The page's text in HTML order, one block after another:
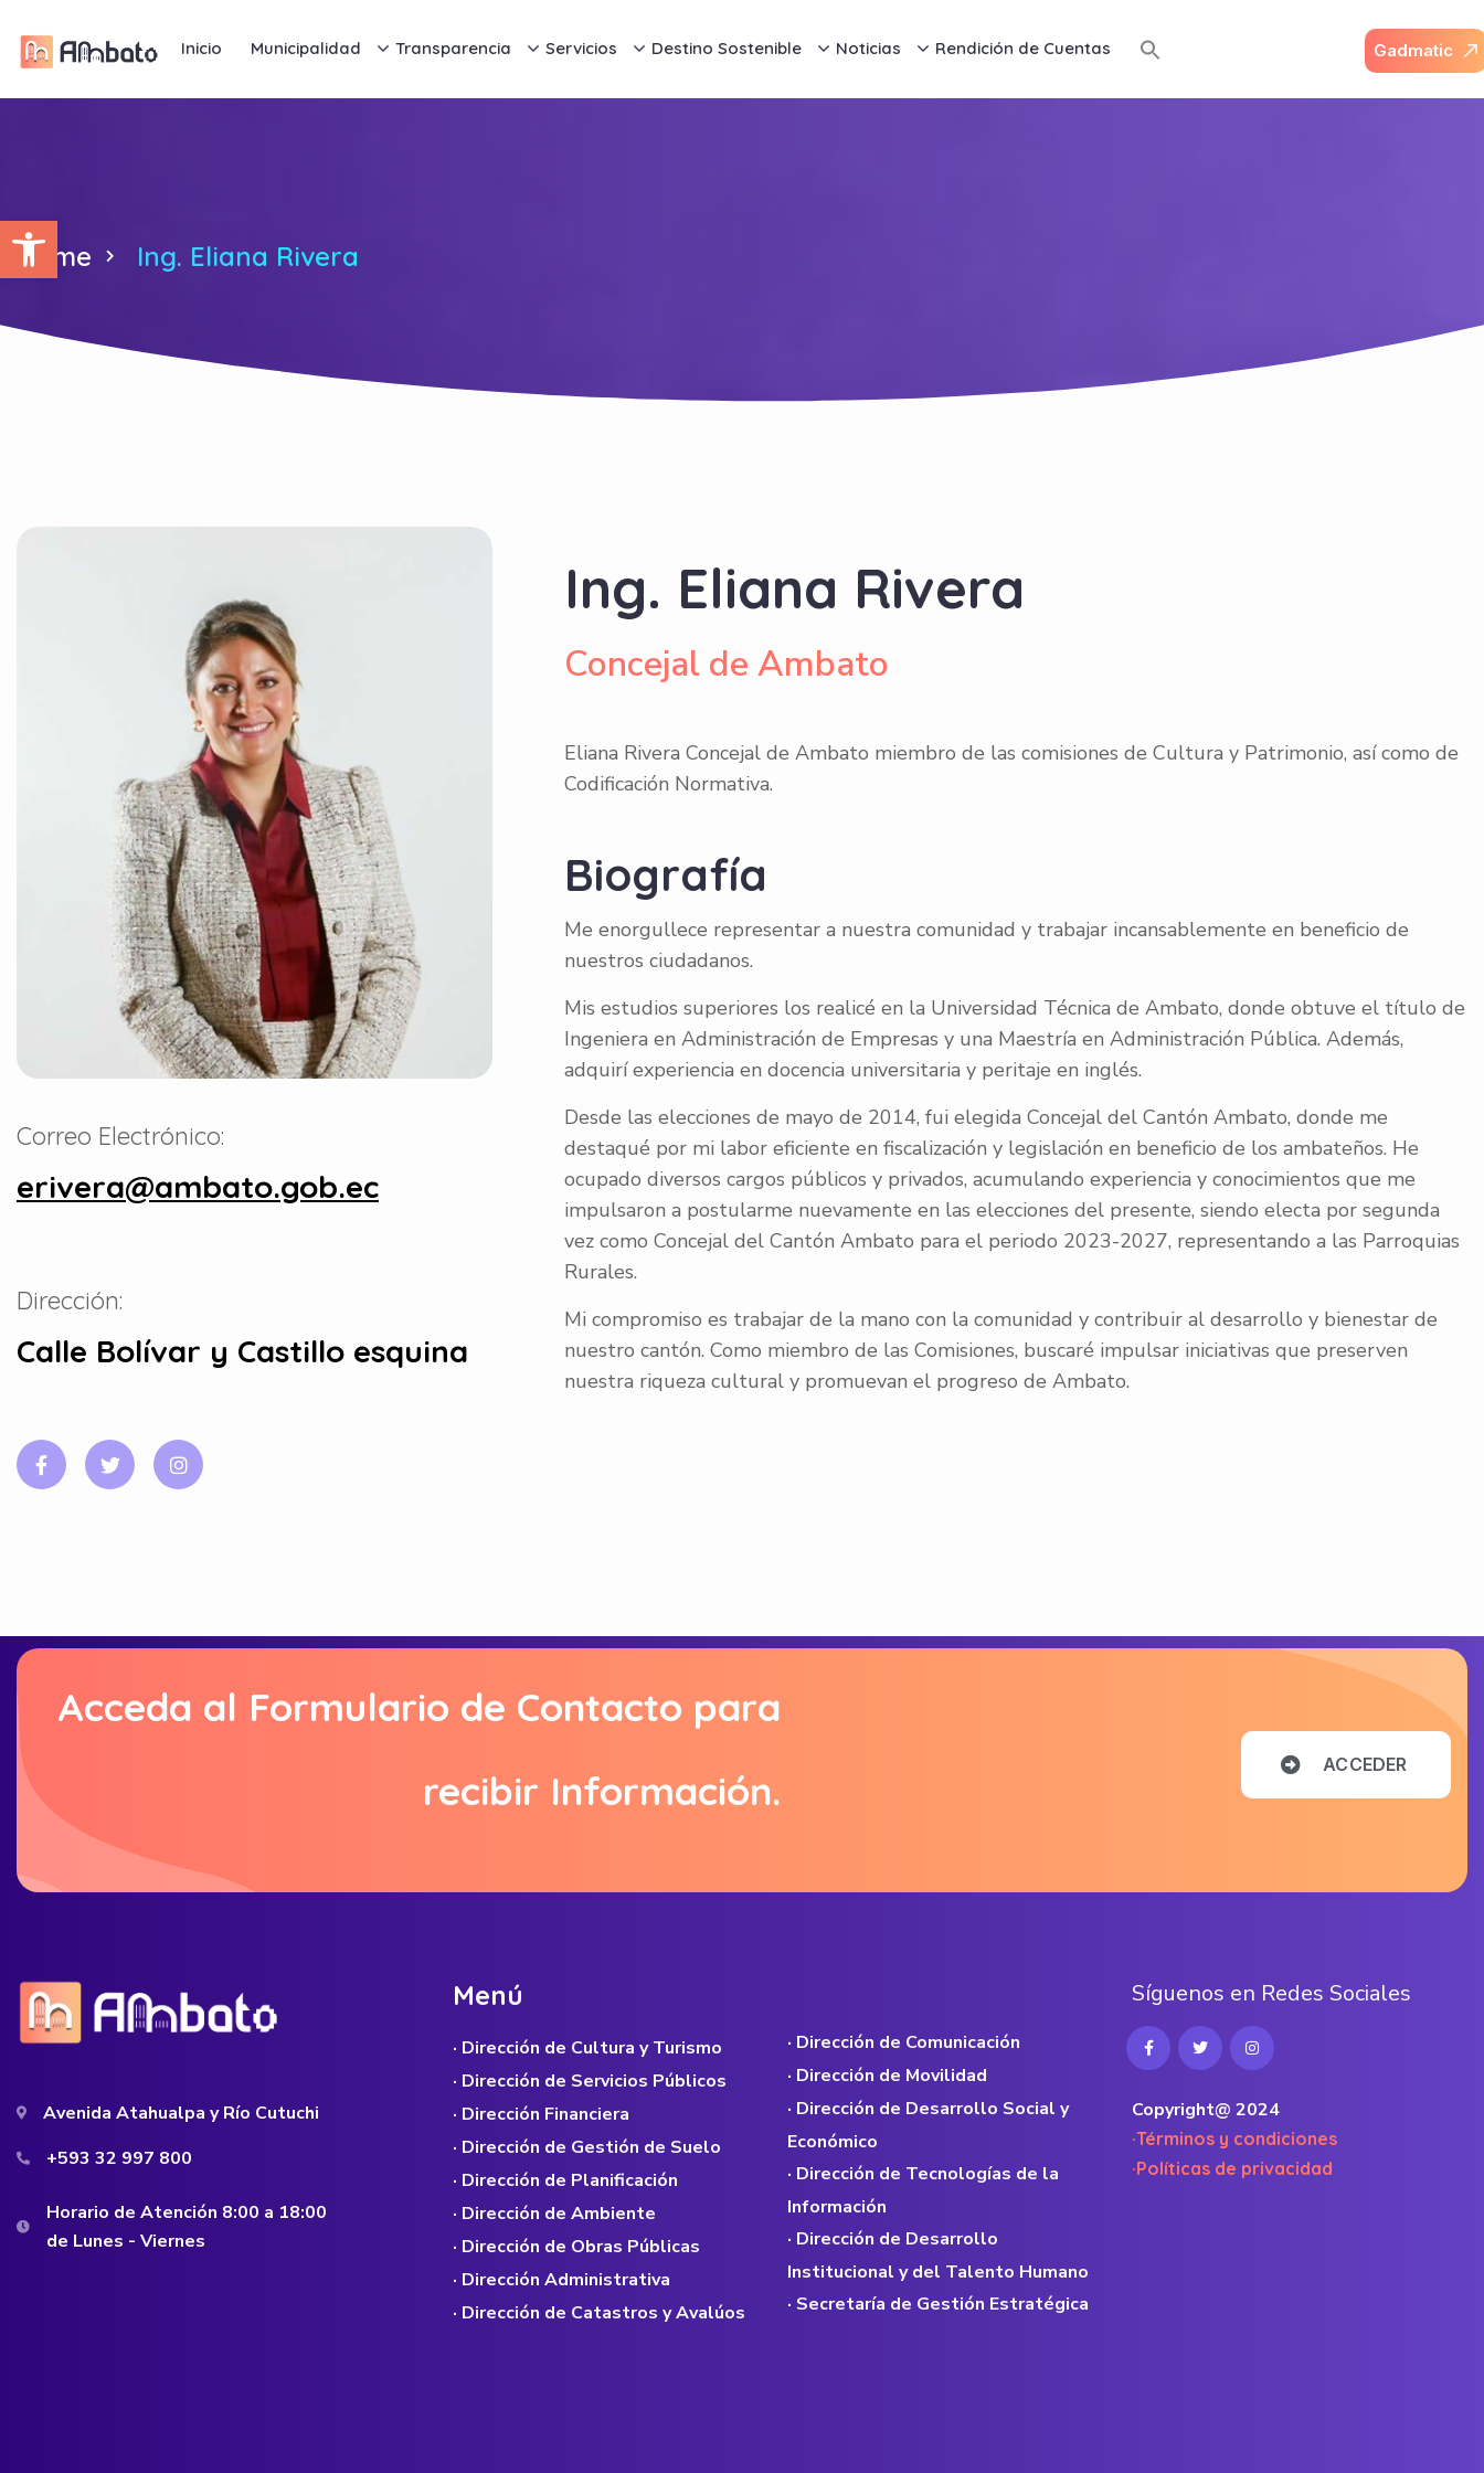
Abrir barra de herramientas
Inicio Municipalidad Transparencia Servicios Destino Sostenible Noticias Rendición de Cuentas Gadmatic
Home Ing. Eliana Rivera
Correo Electrónico:
erivera@ambato.gob.ec
Dirección:
Calle Bolívar y Castillo esquina
Ing. Eliana Rivera
Concejal de Ambato
Eliana Rivera Concejal de Ambato miembro de las comisiones de Cultura y Patrimonio, así como de
Codificación Normativa.
Biografía
Me enorgullece representar a nuestra comunidad y trabajar incansablemente en beneficio de
nuestros ciudadanos.
Mis estudios superiores los realicé en la Universidad Técnica de Ambato, donde obtuve el título de
Ingeniera en Administración de Empresas y una Maestría en Administración Pública. Además,
adquirí experiencia en docencia universitaria y peritaje en inglés.
Desde las elecciones de mayo de 2014, fui elegida Concejal del Cantón Ambato, donde me
destaqué por mi labor eficiente en fiscalización y legislación en beneficio de los ambateños. He
ocupado diversos cargos públicos y privados, acumulando experiencia y conocimientos que me
impulsaron a postularme nuevamente en las elecciones del presente, siendo electa por segunda
vez como Concejal del Cantón Ambato para el periodo 2023-2027, representando a las Parroquias
Rurales.
Mi compromiso es trabajar de la mano con la comunidad y contribuir al desarrollo y bienestar de
nuestro cantón. Como miembro de las Comisiones, buscaré impulsar iniciativas que preserven
nuestra riqueza cultural y promuevan el progreso de Ambato.
Acceda al Formulario de Contacto para
recibir Información.
ACCEDER
Avenida Atahualpa y Río Cutuchi
+593 32 997 800
Horario de Atención 8:00 a 18:00
de Lunes - Viernes
Menú
· Dirección de Cultura y Turismo
· Dirección de Servicios Públicos
· Dirección Financiera
· Dirección de Gestión de Suelo
· Dirección de Planificación
· Dirección de Ambiente
· Dirección de Obras Públicas
· Dirección Administrativa
· Dirección de Catastros y Avalúos
· Dirección de Comunicación
· Dirección de Movilidad
· Dirección de Desarrollo Social y
Económico
· Dirección de Tecnologías de la
Información
· Dirección de Desarrollo
Institucional y del Talento Humano
· Secretaría de Gestión Estratégica
Síguenos en Redes Sociales
Copyright@ 2024
·Términos y condiciones
·Políticas de privacidad